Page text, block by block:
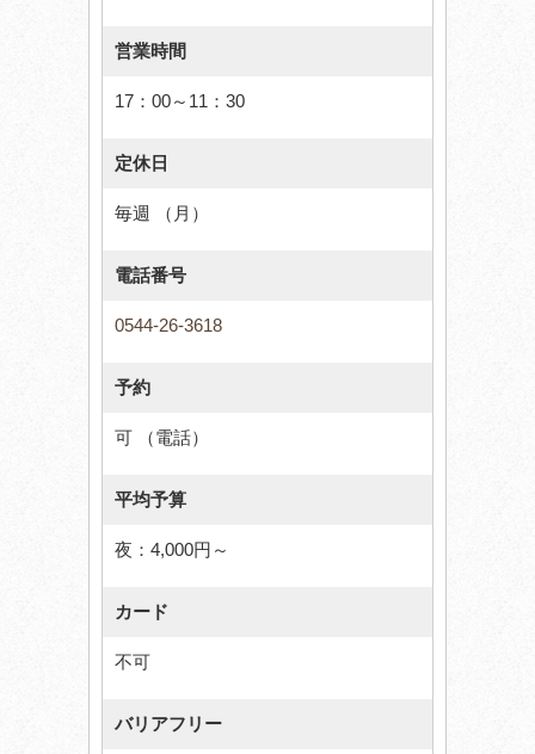
営業時間
17：00～11：30
定休日
毎週 （月）
電話番号
0544-26-3618
予約
可 （電話）
平均予算
夜：4,000円～
カード
不可
バリアフリー